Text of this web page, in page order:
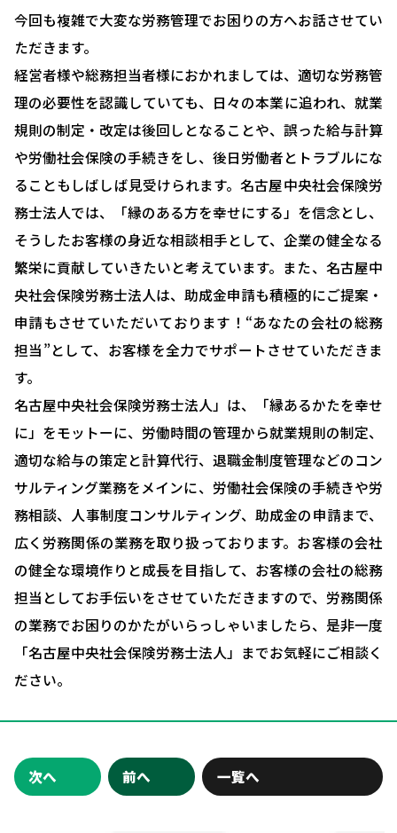
HOME
選ばれる理由
助成金について
就業規則について
人事評価制度について
確定拠出型年金について
社会保険・給与計算について
労務システム管理について
お客様の声
会社概要
お問い合わせ・相談予約
今回も複雑で大変な労務管理でお困りの方へお話させてい
ただきます。
経営者様や総務担当者様におかれましては、適切な労務管
理の必要性を認識していても、日々の本業に追われ、就業
規則の制定・改定は後回しとなることや、誤った給与計算
や労働社会保険の手続きをし、後日労働者とトラブルにな
ることもしばしば見受けられます。名古屋中央社会保険労
務士法人では、「縁のある方を幸せにする」を信念とし、
そうしたお客様の身近な相談相手として、企業の健全なる
繁栄に貢献していきたいと考えています。また、名古屋中
央社会保険労務士法人は、助成金申請も積極的にご提案・
申請もさせていただいております！“あなたの会社の総務
担当”として、お客様を全力でサポートさせていただきま
す。
名古屋中央社会保険労務士法人」は、「縁あるかたを幸せ
に」をモットーに、労働時間の管理から就業規則の制定、
適切な給与の策定と計算代行、退職金制度管理などのコン
サルティング業務をメインに、労働社会保険の手続きや労
務相談、人事制度コンサルティング、助成金の申請まで、
広く労務関係の業務を取り扱っております。お客様の会社
の健全な環境作りと成長を目指して、お客様の会社の総務
担当としてお手伝いをさせていただきますので、労務関係
の業務でお困りのかたがいらっしゃいましたら、是非一度
「名古屋中央社会保険労務士法人」までお気軽にご相談く
ださい。
次へ 前へ 一覧へ